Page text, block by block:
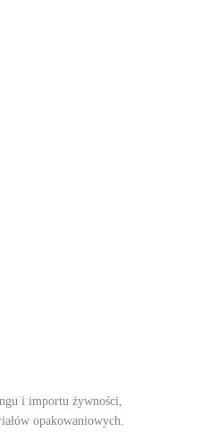
i importu żywności,
opakowaniowych.